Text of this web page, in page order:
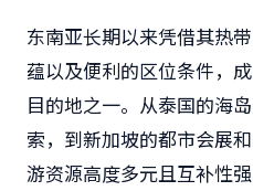
东南亚长期以来凭借其热
蕴以及便利的区位条件，
目的地之一。从泰国的海
索，到新加坡的都市会展
游资源高度多元且互补性